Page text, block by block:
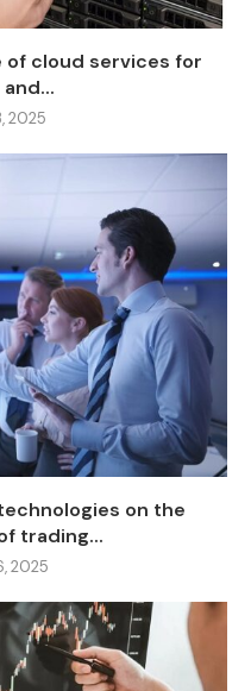
of cloud services for
2025
on the
trading...
2025